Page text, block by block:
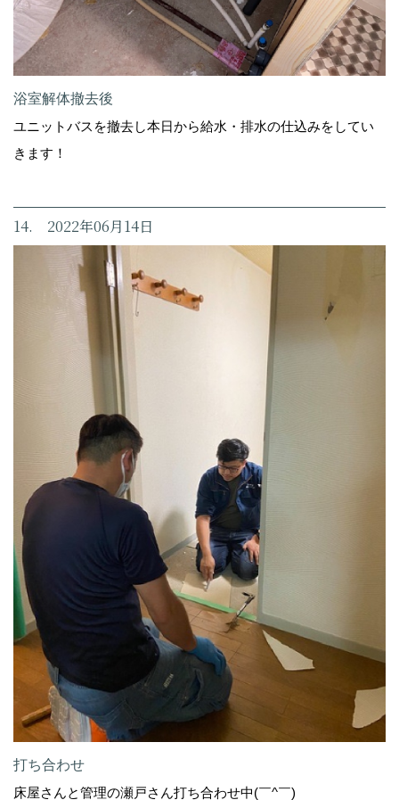
浴室解体撤去後
ユニットバスを撤去し本日から給水・排水の仕込みをしてい
きます！
14. 2022年06月14日
打ち合わせ
床屋さんと管理の瀬戸さん打ち合わせ中(￣^￣)ゞ